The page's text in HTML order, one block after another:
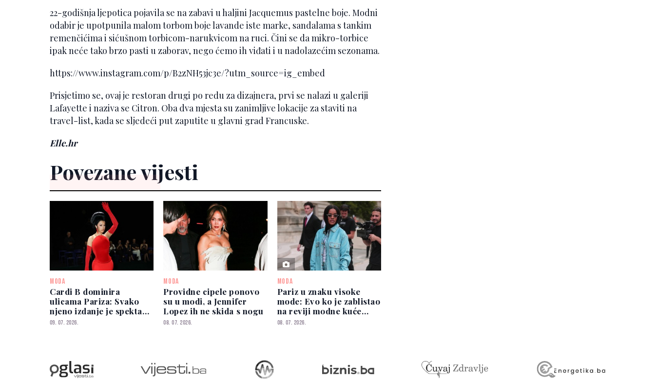
22-godišnja ljepotica pojavila se na zabavi u haljini Jacquemus pastelne boje. Modni
odabir je upotpunila malom torbom boje lavande iste marke, sandalama s tankim
remenčićima i sićušnom torbicom-narukvicom na ruci. Čini se da mikro-torbice
ipak neće tako brzo pasti u zaborav, nego ćemo ih viđati i u nadolazećim sezonama.
https://www.instagram.com/p/B2zNH53jc3e/?utm_source=ig_embed
Prisjetimo se, ovaj je restoran drugi po redu za dizajnera, prvi se nalazi u galeriji
Lafayette i naziva se Citron. Oba dva mjesta su zanimljive lokacije za staviti na
travel-list, kada se sljedeći put zaputite u glavni grad Francuske.
Elle.hr
Povezane vijesti
MODA
Cardi B dominira
ulicama Pariza: Svako
njeno izdanje je spektakl
za sebe
09. 07. 2026.
MODA
Providne cipele ponovo
su u modi, a Jennifer
Lopez ih ne skida s nogu
08. 07. 2026.
MODA
Pariz u znaku visoke
mode: Evo ko je zablistao
na reviji modne kuće
Dior
08. 07. 2026.